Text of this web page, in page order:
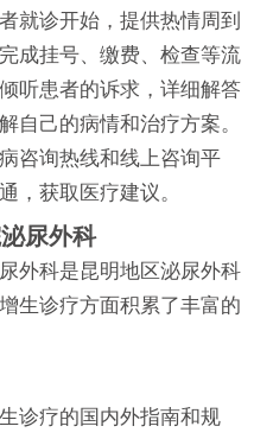
就诊开始，提供热情周到
成挂号、缴费、检查等流
听患者的诉求，详细解答
自己的病情和治疗方案。
咨询热线和线上咨询平
，获取医疗建议。
尿外科
外科是昆明地区泌尿外科
生诊疗方面积累了丰富的
诊疗的国内外指南和规